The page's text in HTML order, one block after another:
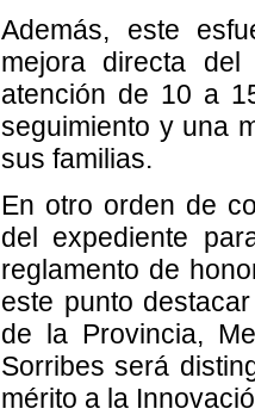
Además, este
mejora directa del
atención de 10 a
seguimiento y una
sus familias.
En otro orden de
del expediente
reglamento de
este punto
de la Provincia,
Sorribes será
mérito a la